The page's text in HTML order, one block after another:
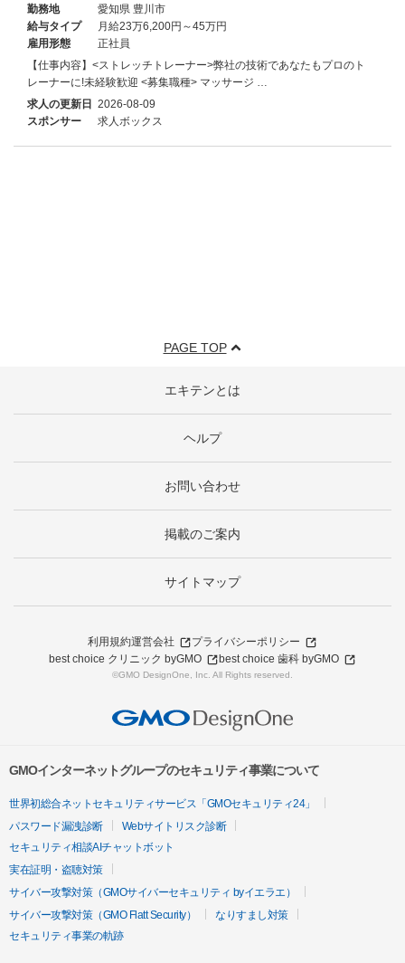
勤務地
愛知県 豊川市
給与タイプ
月給23万6,200円～45万円
雇用形態
正社員
【仕事内容】<ストレッチトレーナー>弊社の技術であなたもプロのト
レーナーに!未経験歓迎 <募集職種> マッサージ …
求人の更新日 2026-08-09
スポンサー
求人ボックス
PAGE TOP
エキテンとは
ヘルプ
お問い合わせ
掲載のご案内
サイトマップ
利用規約運営会社
プライバシーポリシー
best choice クリニック byGMO
best choice 歯科 byGMO
©GMO DesignOne, Inc. All Rights reserved.
GMOインターネットグループのセキュリティ事業について
世界初総合ネットセキュリティサービス「GMOセキュリティ24」
パスワード漏洩診断
Webサイトリスク診断
セキュリティ相談AIチャットボット
実在証明・盗聴対策
サイバー攻撃対策（GMOサイバーセキュリティ byイエラエ）
サイバー攻撃対策（GMO Flatt Security）
なりすまし対策
セキュリティ事業の軌跡